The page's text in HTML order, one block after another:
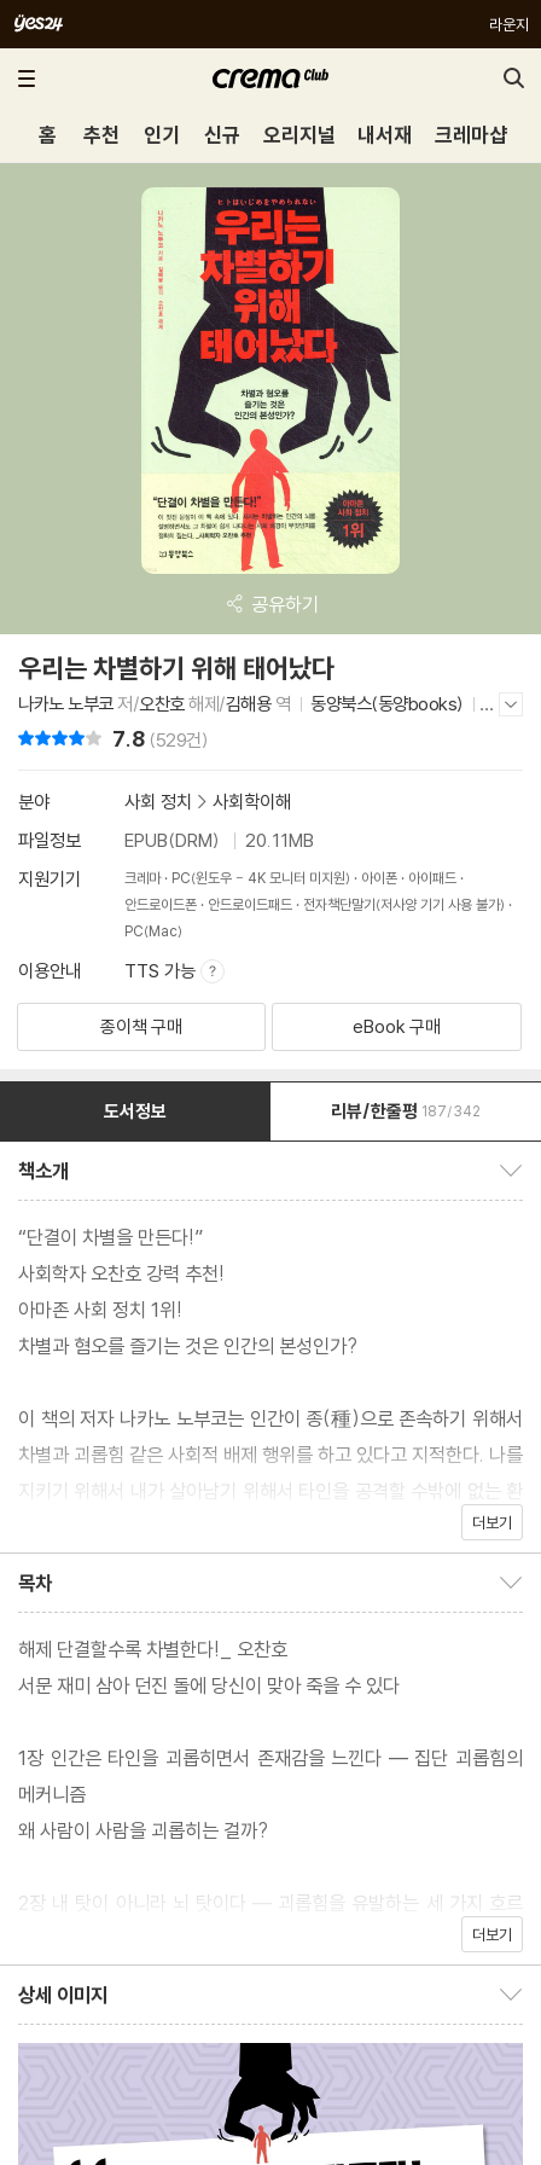
라운지
홈 추천 인기 신규 오리지널 내서재 크레마샵
공유하기
우리는 차별하기 위해 태어났다
나카노 노부코저/오찬호해제/김해용역 동양북스(동양books)
2
018년 10월 10일
7.8 (529건)
분야 사회 정치 > 사회학이해
파일정보
EPUB(DRM)
20.11MB
지원기기
크레마 PC(윈도우 - 4K 모니터 미지원) 아이폰
아이패드
안드로이드폰
안드로이드패드
전자책단말기(저사양 기기 사용 불가)
PC(Mac)
이용안내 TTS 가능
종이책 구매 eBook 구매
도서정보 리뷰/한줄평 187/342
책소개
“단결이 차별을 만든다!”
사회학자 오찬호 강력 추천!
아마존 사회 정치 1위!
차별과 혐오를 즐기는 것은 인간의 본성인가?
이 책의 저자 나카노 노부코는 인간이 종(種)으로 존속하기 위해서
차별과 괴롭힘 같은 사회적 배제 행위를 하고 있다고 지적한다. 나를
지키기 위해서 내가 살아남기 위해서 타인을 공격할 수밖에 없는 환
경적 요소가 한몫했다는 것이다. 그러다 보니 사람과 사람 사이에 서
로, 성장할수록 학벌과 성별, 외모, 직업, 연봉 같은 조건으로 차별과
괴롭힘을 자연스럽게 습득한다. 가해자들의 공통점은 절대 자신보
다 우위에 있는 존재, 즉 강자는 공격하지 않는다는 것. 그리고 상대
다. 권력자에게는 싫은 내색조차 하지 못하고, 그들에게서 받은 스트
레스를 나보다 약한 사람에게 푼다. 다시 말해 가해자들은 상대방을
무시하면서 자신의 존재감을 느끼는 사람들이다.
인격적으로 성숙하지 못한 인간이기에 타인을 괴롭히면서 쾌감을
느끼는 게 아니냐는 비판의 목소리를 내는 사람도 있을 텐데, 결론부
터 말하자면 도덕성은 관계없다. 뇌 과학자답게 저자는 개개인의 도
덕성이 아니라 뇌 속 호르몬이 인간의 행동을 결정한다는 이론적 근
일상에서 아주 평범하게 일어날 수 있다는 점을 시사하는데, 이것은
‘악은 의외로 평범하다’는 철학자 한나 아렌트의 주장과 일맥상통한
다. 사회학자 오찬호는 이 책의 해제를 통해 “단결이 차별을 만든다!
더보기
목차
해제 단결할수록 차별한다!_ 오찬호
서문 재미 삼아 던진 돌에 당신이 맞아 죽을 수 있다
1장 인간은 타인을 괴롭히면서 존재감을 느낀다 ― 집단 괴롭힘의
메커니즘
왜 사람이 사람을 괴롭히는 걸까?
2장 내 탓이 아니라 뇌 탓이다 ― 괴롭힘을 유발하는 세 가지 호르
불안하기 때문에 따돌린다
쾌감을 느끼기 때문에 차별한다
3장 왜 나는 너를 가만두지 못하는가 ― 뇌 과학으로 분석한 차별과
괴롭힘 현상
더보기
상세 이미지